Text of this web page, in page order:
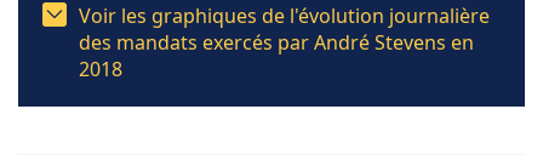
Voir les graphiques de l'évolution journalière
des mandats exercés par André Stevens en
2018